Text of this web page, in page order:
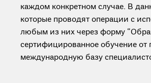
каждом конкретном случае. В
которые проводят операции с
любым из них через форму
сертифицированное обучение
международную базу